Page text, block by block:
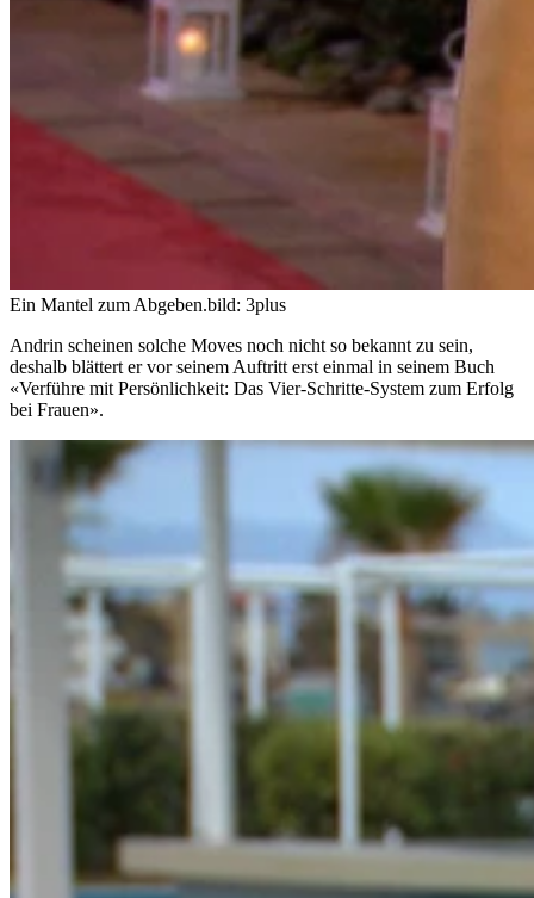
Ein Mantel zum Abgeben.bild: 3plus
Andrin scheinen solche Moves noch nicht so bekannt zu sein,
deshalb blättert er vor seinem Auftritt erst einmal in seinem Buch
«Verführe mit Persönlichkeit: Das Vier-Schritte-System zum Erfolg
bei Frauen».